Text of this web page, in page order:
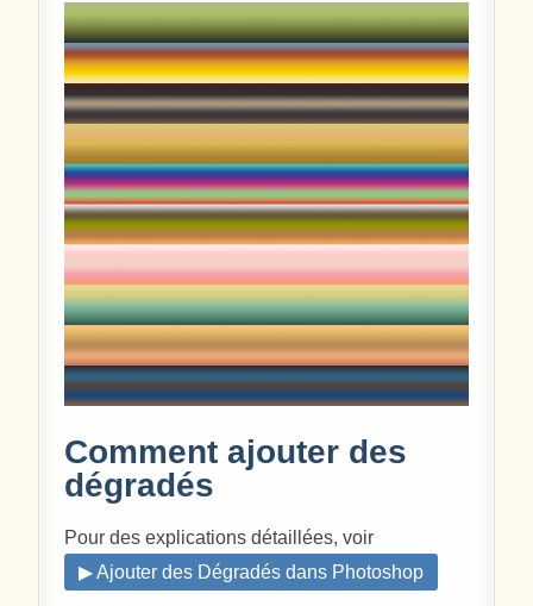
Comment ajouter des
dégradés
Pour des explications détaillées, voir
▶ Ajouter des Dégradés dans Photoshop